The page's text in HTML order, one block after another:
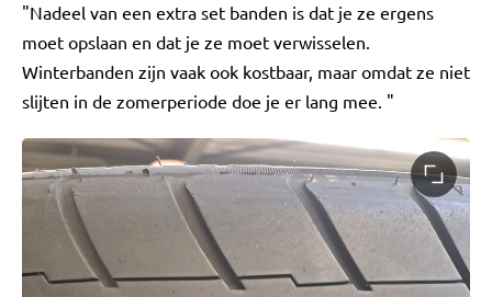
"Nadeel van een extra set banden is dat je ze ergens
moet opslaan en dat je ze moet verwisselen.
Winterbanden zijn vaak ook kostbaar, maar omdat ze niet
slijten in de zomerperiode doe je er lang mee. "